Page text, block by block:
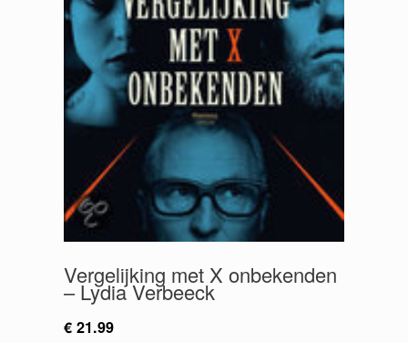
Vergelijking met X onbekenden
– Lydia Verbeeck
€ 21.99